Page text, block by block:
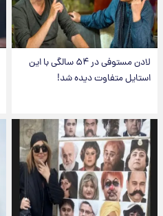
لادن مستوفی در ۵۴ سالگی با این
استایل متفاوت دیده شد!